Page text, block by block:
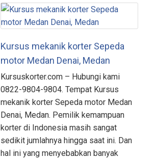
Kursus mekanik korter Sepeda
motor Medan Denai, Medan
Kursuskorter.com – Hubungi kami
0822-9804-9804. Tempat Kursus
mekanik korter Sepeda motor Medan
Denai, Medan. Pemilik kemampuan
korter di Indonesia masih sangat
sedikit jumlahnya hingga saat ini. Dan
hal ini yang menyebabkan banyak